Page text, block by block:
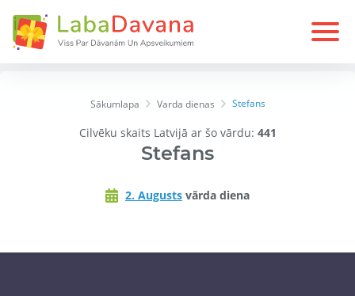
Sākumlapa Varda dienas Stefans
Cilvēku skaits Latvijā ar šo vārdu: 441
Stefans
2. Augusts vārda diena